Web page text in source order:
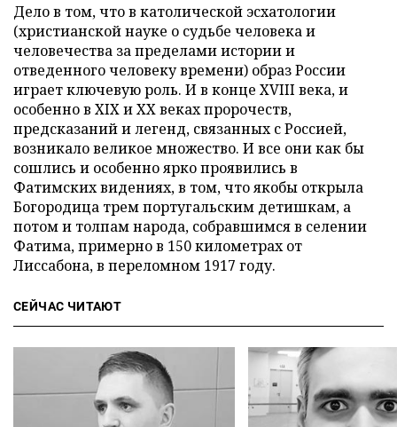
Дело в том, что в католической эсхатологии
(христианской науке о судьбе человека и
человечества за пределами истории и
отведенного человеку времени) образ России
играет ключевую роль. И в конце XVIII века, и
особенно в XIX и XX веках пророчеств,
предсказаний и легенд, связанных с Россией,
возникало великое множество. И все они как бы
сошлись и особенно ярко проявились в
Фатимских видениях, в том, что якобы открыла
Богородица трем португальским детишкам, а
потом и толпам народа, собравшимся в селении
Фатима, примерно в 150 километрах от
Лиссабона, в переломном 1917 году.
СЕЙЧАС ЧИТАЮТ